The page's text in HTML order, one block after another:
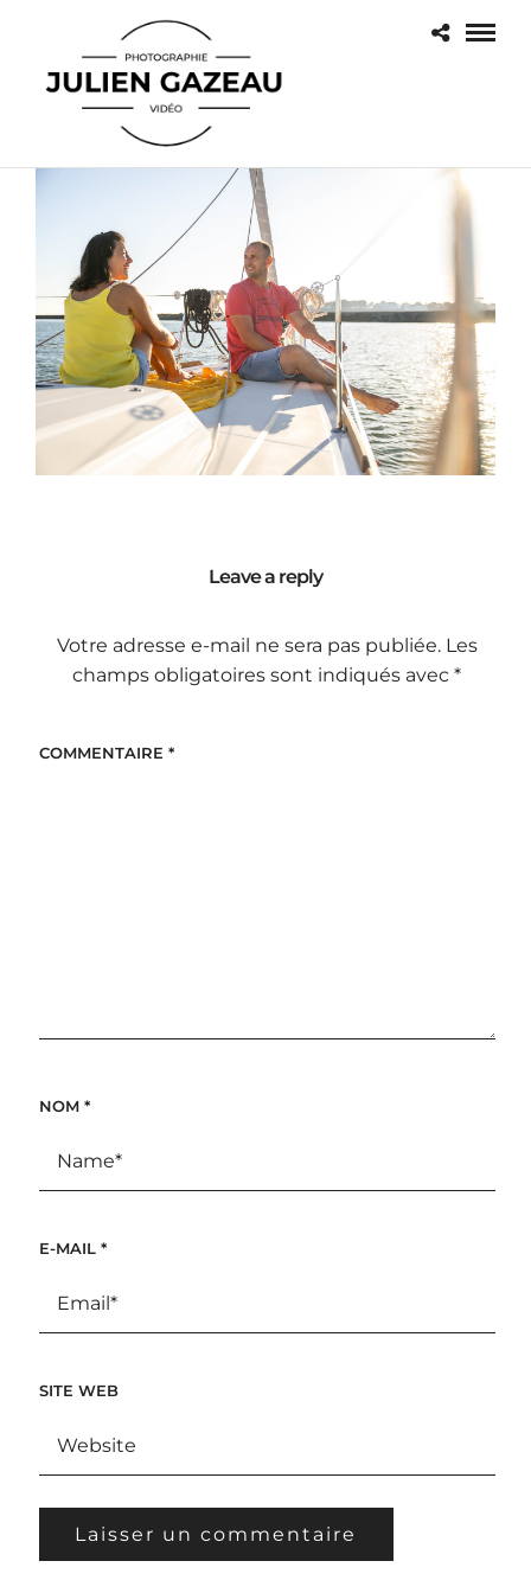
Leave a reply
Votre adresse e-mail ne sera pas publiée. Les
champs obligatoires sont indiqués avec*
COMMENTAIRE *
NOM *
E-MAIL *
SITE WEB